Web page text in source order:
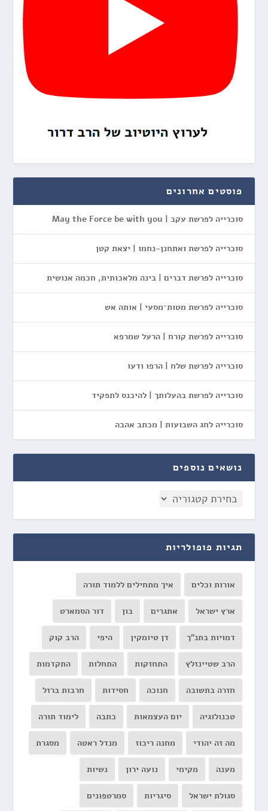
פוסטים אחרונים
סוכרייה לפרשת עקב | May the Force be with you
סוכרייה לפרשת ואתחנן-נחמו | יצאת קטן
סוכרייה לפרשת דברים | בינה מלאכותית, חכמה אנושית
סוכרייה לפרשת מטות־מסעי | אותה אש
סוכרייה לפרשת קורח | הרעל שמרפא
סוכרייה לפרשת שלח | הרפו ודעו
סוכרייה לפרשת בהעלותך | להיכנס לתפקיד
סוכרייה לחג השבועות | מכתב אהבה
נושאים נוספים
תגיות פופולריות
אורות וכלים איך מתחילים ללמוד תורה
ארץ ישראל אתגרים בון דור הסמארט
דמויות בתנ"ך דן טיומקין היפי הרב קוק
הרב שטיינזלץ התחזקות התחלות התקדמות
חזרה בתשובה חנוכה חסידות חרבות ברזל
טכנולוגיה יום העצמאות כתבה לימוד תורה
מה זה יהודי מחנה ריכוז מנדל ראטה מסגרת
מענה מקימי נועה ירון נשיות
סגולת ישראל סיגריות סמרטפונים